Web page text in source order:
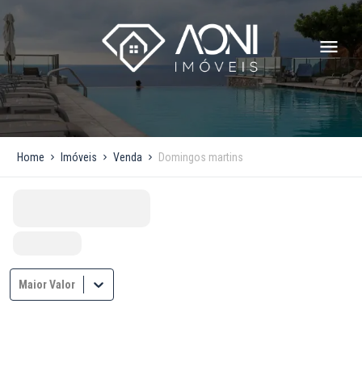
Home Imóveis Venda Domingos martins
Maior Valor